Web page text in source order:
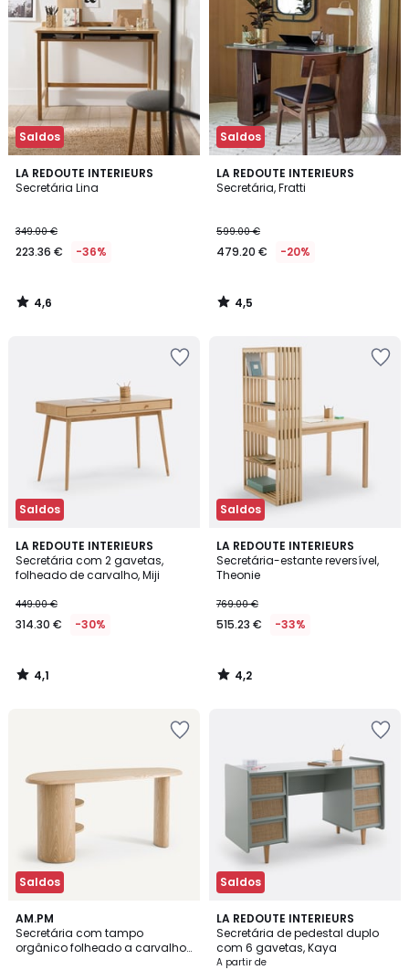
Saldos
LA REDOUTE INTERIEURS
Secretária Lina
349.00 €
223.36 € -36%
4,6
/ 5
4,6
/
Saldos
LA REDOUTE INTERIEURS
Secretária, Fratti
599.00 €
479.20 € -20%
4,5
/ 5
4,5
/
Saldos
LA REDOUTE INTERIEURS
Secretária com 2 gavetas,
folheado de carvalho, Miji
449.00 €
314.30 € -30%
4,1
/ 5
4,1
/
Saldos
LA REDOUTE INTERIEURS
Secretária-estante reversível,
Theonie
769.00 €
515.23 € -33%
4,2
/ 5
4,2
/
Saldos
AM.PM
Secretária com tampo
orgânico folheado a carvalho,
Saldos
LA REDOUTE INTERIEURS
Secretária de pedestal duplo
com 6 gavetas, Kaya
A partir de
4,2
/ 5
2
Cores